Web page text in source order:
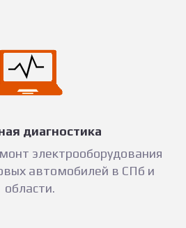
диагностика
электрооборудования
автомобилей в СПб и
области.